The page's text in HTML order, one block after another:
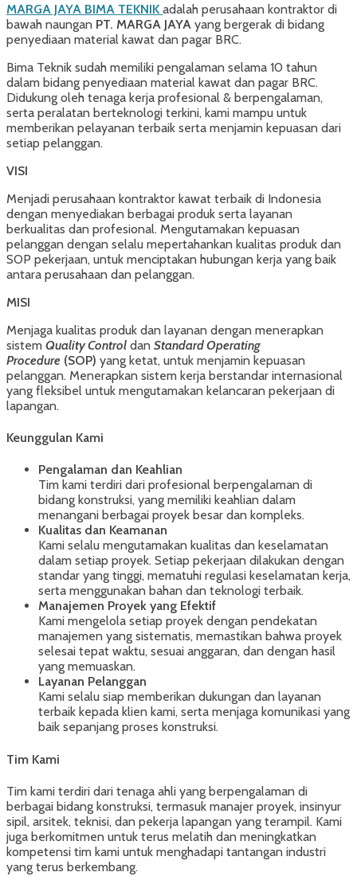
MARGA JAYA BIMA TEKNIK adalah perusahaan kontraktor di
bawah naungan PT. MARGA JAYA yang bergerak di bidang
penyediaan material kawat dan pagar BRC.
Bima Teknik sudah memiliki pengalaman selama 10 tahun
dalam bidang penyediaan material kawat dan pagar BRC.
Didukung oleh tenaga kerja profesional & berpengalaman,
serta peralatan berteknologi terkini, kami mampu untuk
memberikan pelayanan terbaik serta menjamin kepuasan dari
setiap pelanggan.
VISI
Menjadi perusahaan kontraktor kawat terbaik di Indonesia
dengan menyediakan berbagai produk serta layanan
berkualitas dan profesional. Mengutamakan kepuasan
pelanggan dengan selalu mepertahankan kualitas produk dan
SOP pekerjaan, untuk menciptakan hubungan kerja yang baik
antara perusahaan dan pelanggan.
MISI
Menjaga kualitas produk dan layanan dengan menerapkan
sistem Quality Control dan Standard Operating
Procedure (SOP) yang ketat, untuk menjamin kepuasan
pelanggan. Menerapkan sistem kerja berstandar internasional
yang fleksibel untuk mengutamakan kelancaran pekerjaan di
lapangan.
Keunggulan Kami
Pengalaman dan Keahlian
Tim kami terdiri dari profesional berpengalaman di
bidang konstruksi, yang memiliki keahlian dalam
menangani berbagai proyek besar dan kompleks.
Kualitas dan Keamanan
Kami selalu mengutamakan kualitas dan keselamatan
dalam setiap proyek. Setiap pekerjaan dilakukan dengan
standar yang tinggi, mematuhi regulasi keselamatan kerja,
serta menggunakan bahan dan teknologi terbaik.
Manajemen Proyek yang Efektif
Kami mengelola setiap proyek dengan pendekatan
manajemen yang sistematis, memastikan bahwa proyek
selesai tepat waktu, sesuai anggaran, dan dengan hasil
yang memuaskan.
Layanan Pelanggan
Kami selalu siap memberikan dukungan dan layanan
terbaik kepada klien kami, serta menjaga komunikasi yang
baik sepanjang proses konstruksi.
Tim Kami
Tim kami terdiri dari tenaga ahli yang berpengalaman di
berbagai bidang konstruksi, termasuk manajer proyek, insinyur
sipil, arsitek, teknisi, dan pekerja lapangan yang terampil. Kami
juga berkomitmen untuk terus melatih dan meningkatkan
kompetensi tim kami untuk menghadapi tantangan industri
yang terus berkembang.